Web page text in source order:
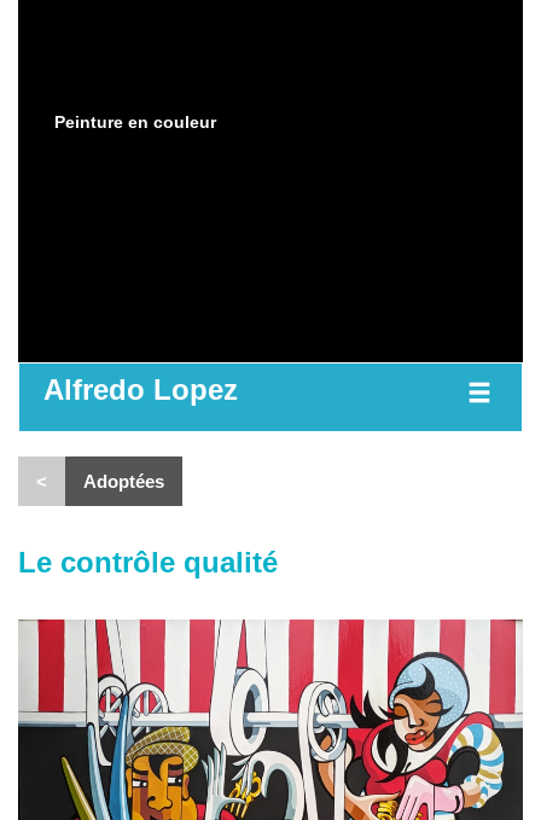
Peinture en couleur
Alfredo Lopez
< Adoptées
Le contrôle qualité